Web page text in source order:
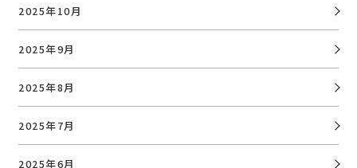
2025年10月
2025年9月
2025年8月
2025年7月
2025年6月